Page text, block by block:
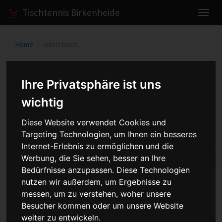
Ihre Privatsphäre ist uns
wichtig
Diese Website verwendet Cookies und
Targeting Technologien, um Ihnen ein besseres
Internet-Erlebnis zu ermöglichen und die
Werbung, die Sie sehen, besser an Ihre
Bedürfnisse anzupassen. Diese Technologien
nutzen wir außerdem, um Ergebnisse zu
messen, um zu verstehen, woher unsere
Besucher kommen oder um unsere Website
weiter zu entwickeln.
Tischtennis Birkenheide
Home
Gästebuch
neuer Eintrag
Fiese Methoden !
Ich finde es toll, dass ihr in eurer Jugendarbeit so
qualifizierte Trainer habt! Weniger schön ist es,
wenn man die Trainer anderer Vereine madig
machen will,wie bei der Bezirksranglisten
qualifikation in Altrip geschehen ! Das allerletzte